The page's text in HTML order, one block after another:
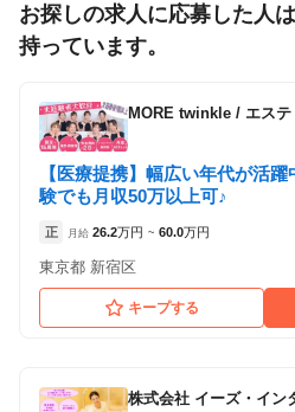
（東京都新宿区:新宿三丁目駅 徒歩 3
徒歩 9分 ）
お探しの求人に応募した人
持っています。
MORE twinkle / エス
【医療提携】幅広い年代が活
験でも月収50万以上可♪
正 月給 26.2万円 ~ 60.0万円
東京都 新宿区
キープする
株式会社 イーズ・イン